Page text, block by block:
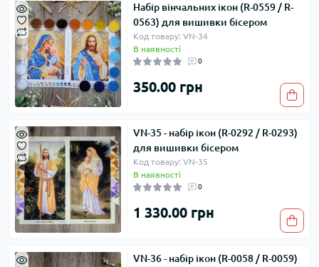
Набір вінчальних ікон (R-0559 / R-
0563) для вишивки бісером
Код товару: VN-34
В наявності
0
350.00 грн
VN-35 - набір ікон (R-0292 / R-0293)
для вишивки бісером
Код товару: VN-35
В наявності
0
1 330.00 грн
VN-36 - набір ікон (R-0058 / R-0059)